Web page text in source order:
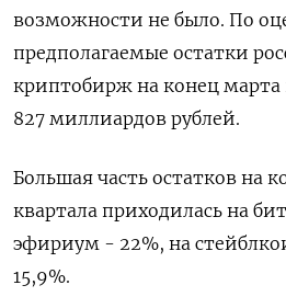
возможности не было. По
предполагаемые остатки
криптобирж на конец марта
827 миллиардов рублей.
Большая часть остатков на
квартала приходилась на
эфириум - 22%, на
15,9%.